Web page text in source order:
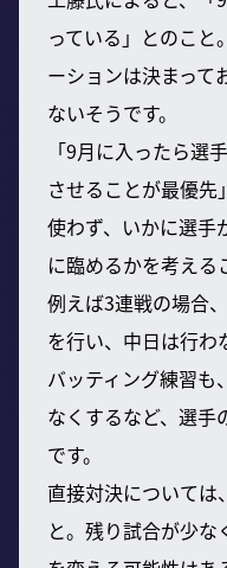
っている」とのこと
ーションは決まって
ないそうです。
「9月に入ったら選
させることが最優
使わず、いかに選手
に臨めるかを考える
例えば3連戦の場合
を行い、中日は行わ
バッティング練習も
なくするなど、選手
です。
直接対決については
と。残り試合が少